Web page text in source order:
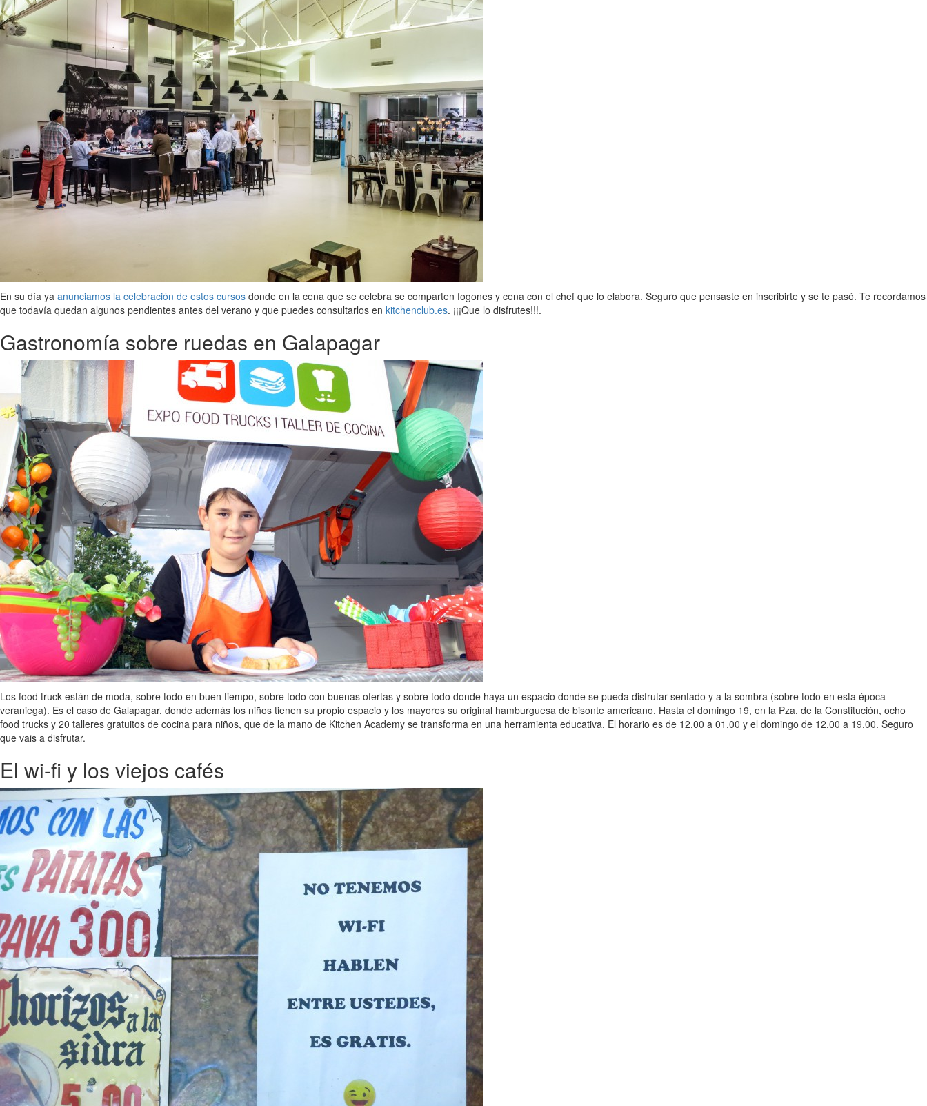
En su día ya anunciamos la celebración de estos cursos donde en la cena que se celebra se comparten fogones y cena con el chef que lo elabora. Seguro que pensaste en inscribirte y se te pasó. Te recordamos
que todavía quedan algunos pendientes antes del verano y que puedes consultarlos en kitchenclub.es. ¡¡¡Que lo disfrutes!!!.
Gastronomía sobre ruedas en Galapagar
Los food truck están de moda, sobre todo en buen tiempo, sobre todo con buenas ofertas y sobre todo donde haya un espacio donde se pueda disfrutar sentado y a la sombra (sobre todo en esta época
veraniega). Es el caso de Galapagar, donde además los niños tienen su propio espacio y los mayores su original hamburguesa de bisonte americano. Hasta el domingo 19, en la Pza. de la Constitución, ocho
food trucks y 20 talleres gratuitos de cocina para niños, que de la mano de Kitchen Academy se transforma en una herramienta educativa. El horario es de 12,00 a 01,00 y el domingo de 12,00 a 19,00. Seguro
que vais a disfrutar.
El wi-fi y los viejos cafés